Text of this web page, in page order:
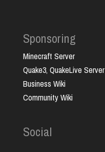
Sponsoring
Minecraft Server
Quake3, QuakeLive Server
Business Wiki
Community Wiki
Social